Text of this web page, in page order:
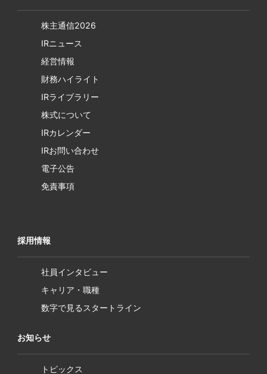
株主通信2026
IRニュース
経営情報
財務ハイライト
IRライブラリー
株式について
IRカレンダー
IRお問い合わせ
電子公告
免責事項
採用情報
社員インタビュー
キャリア・職種
数字で見るスタートライン
お知らせ
トピックス